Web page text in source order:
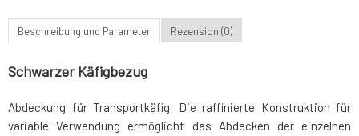
Beschreibung und Parameter Rezension (0)
Schwarzer Käfigbezug
Abdeckung für Transportkäfig. Die raffinierte Konstruktion für
variable Verwendung ermöglicht das Abdecken der einzelnen